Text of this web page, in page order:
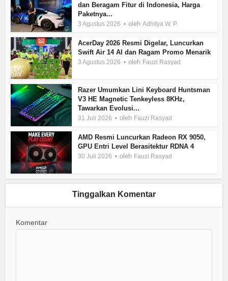
dan Beragam Fitur di Indonesia, Harga
Paketnya...
3 Agustus 2026 olehAdhitya W. P.
AcerDay 2026 Resmi Digelar, Luncurkan
Swift Air 14 AI dan Ragam Promo Menarik
3 Agustus 2026 oleh Fauzi Rasyad
Razer Umumkan Lini Keyboard Huntsman
V3 HE Magnetic Tenkeyless 8KHz,
Tawarkan Evolusi...
31 Juli 2026 oleh Fauzi Rasyad
AMD Resmi Luncurkan Radeon RX 9050,
GPU Entri Level Berasitektur RDNA 4
30 Juli 2026 oleh Fauzi Rasyad
Tinggalkan Komentar
Komentar